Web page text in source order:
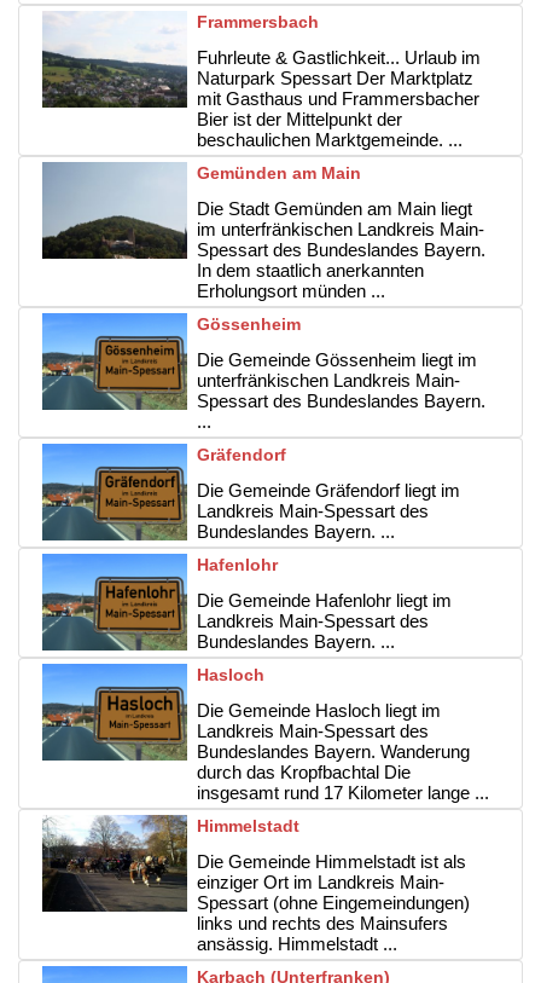
Frammersbach
Fuhrleute & Gastlichkeit... Urlaub im
Naturpark Spessart Der Marktplatz
mit Gasthaus und Frammersbacher
Bier ist der Mittelpunkt der
beschaulichen Marktgemeinde. ...
Gemünden am Main
Die Stadt Gemünden am Main liegt
im unterfränkischen Landkreis Main-
Spessart des Bundeslandes Bayern.
In dem staatlich anerkannten
Erholungsort münden ...
Gössenheim
Die Gemeinde Gössenheim liegt im
unterfränkischen Landkreis Main-
Spessart des Bundeslandes Bayern.
...
Gräfendorf
Die Gemeinde Gräfendorf liegt im
Landkreis Main-Spessart des
Bundeslandes Bayern. ...
Hafenlohr
Die Gemeinde Hafenlohr liegt im
Landkreis Main-Spessart des
Bundeslandes Bayern. ...
Hasloch
Die Gemeinde Hasloch liegt im
Landkreis Main-Spessart des
Bundeslandes Bayern. Wanderung
durch das Kropfbachtal Die
insgesamt rund 17 Kilometer lange ...
Himmelstadt
Die Gemeinde Himmelstadt ist als
einziger Ort im Landkreis Main-
Spessart (ohne Eingemeindungen)
links und rechts des Mainsufers
ansässig. Himmelstadt ...
Karbach (Unterfranken)